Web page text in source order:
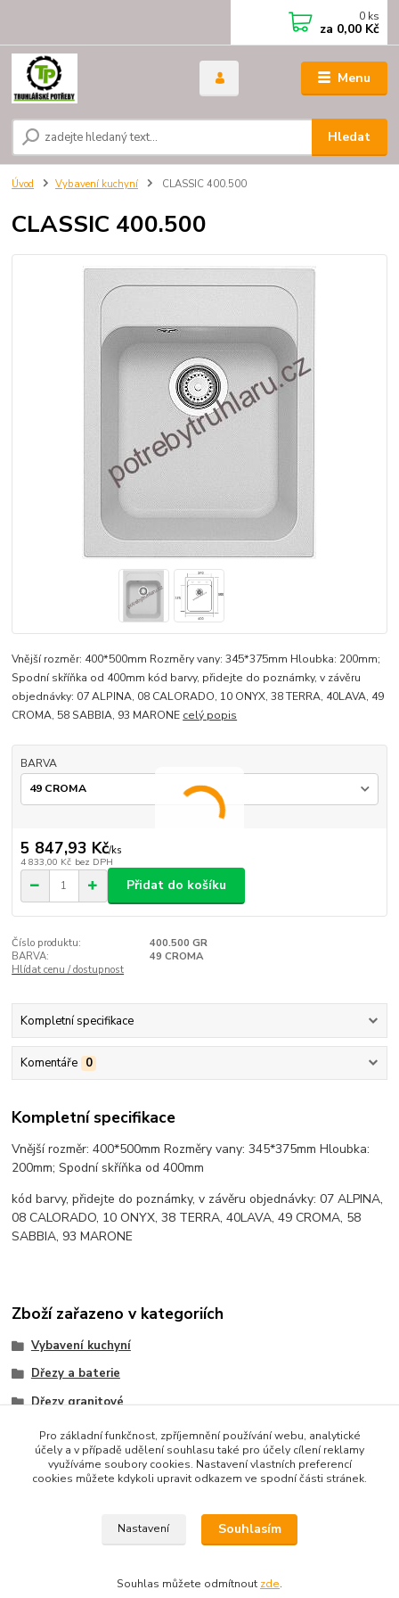
Menu
Hledat
0 ks
za 0,00 Kč
Úvod Vybavení kuchyní CLASSIC 400.500
CLASSIC 400.500
Vnější rozměr: 400*500mm Rozměry vany: 345*375mm Hloubka: 200mm;
Spodní skříňka od 400mm kód barvy, přidejte do poznámky, v závěru
objednávky: 07 ALPINA, 08 CALORADO, 10 ONYX, 38 TERRA, 40LAVA, 49
CROMA, 58 SABBIA, 93 MARONE celý popis
BARVA
5 847,93 Kč/ks
4 833,00 Kč bez DPH
Přidat do košíku
Číslo produktu:
400.500 GR
BARVA:
49 CROMA
Hlídat cenu / dostupnost
Kompletní specifikace
Komentáře 0
Kompletní specifikace
Vnější rozměr: 400*500mm Rozměry vany: 345*375mm Hloubka:
200mm; Spodní skříňka od 400mm
kód barvy, přidejte do poznámky, v závěru objednávky: 07 ALPINA,
08 CALORADO, 10 ONYX, 38 TERRA, 40LAVA, 49 CROMA, 58
SABBIA, 93 MARONE
Zboží zařazeno v kategoriích
Vybavení kuchyní
Dřezy a baterie
Dřezy granitové
UKINOX
Upravit sběr cookies.
Pro základní funkčnost, zpříjemnění používání webu, analytické
účely a v případě udělení souhlasu také pro účely cílení reklamy
využíváme soubory cookies. Nastavení vlastních preferencí
cookies můžete kdykoli upravit odkazem ve spodní části stránek.
Nastavení Souhlasím
Souhlas můžete odmítnout zde.